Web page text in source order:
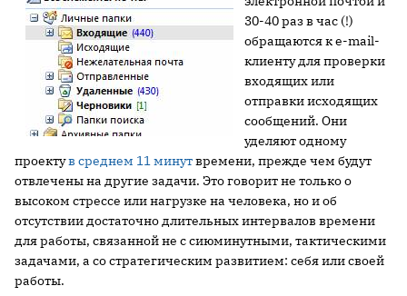
30-40 раз в час (!)
обращаются к e-mail-
клиенту для проверки
входящих или
отправки исходящих
сообщений. Они
уделяют одному
проектув среднем 11 минутвремени, прежде чем будут
отвлечены на другие задачи. Это говорит не только о
высоком стрессе или нагрузке на человека, но и об
отсутствии достаточно длительных интервалов времени
для работы, связанной не с сиюминутными, тактическими
задачами, а со стратегическим развитием: себя или своей
работы.